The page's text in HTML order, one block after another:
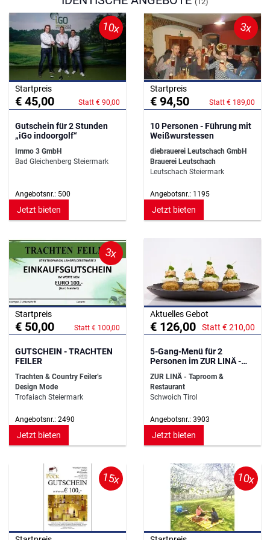
10x
Startpreis
€ 45,00 Statt € 90,00
Gutschein für 2 Stunden
„iGo indoorgolf“
Immo 3 GmbH
Bad Gleichenberg Steiermark
Angebotsnr.: 500
Jetzt bieten
3x
Startpreis
€ 94,50 Statt € 189,00
10 Personen - Führung mit
Weißwurstessen
diebrauerei Leutschach GmbH
Brauerei Leutschach
Leutschach Steiermark
Angebotsnr.: 1195
Jetzt bieten
3x
Startpreis
€ 50,00 Statt € 100,00
GUTSCHEIN - TRACHTEN
FEILER
Trachten & Country Feiler’s
Design Mode
Trofaiach Steiermark
Angebotsnr.: 2490
Jetzt bieten
Aktuelles Gebot
€ 126,00 Statt € 210,00
5-Gang-Menü für 2
Personen im ZUR LINÄ -
Taproom & Restaurant
ZUR LINÄ - Taproom &
Restaurant
Schwoich Tirol
Angebotsnr.: 3903
Jetzt bieten
15x 10x